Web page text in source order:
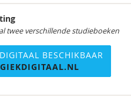
twee verschillende studieboeken
BESCHIKBAAR